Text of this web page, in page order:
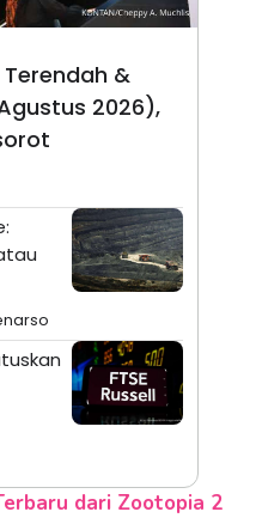
Terendah &
2026),
dari Zootopia 2